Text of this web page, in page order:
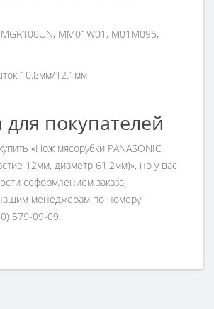
MM01W01, M01M095,
10.8мм/12.1мм
покупателей
«Нож мясорубки PANASONIC
12мм, диаметр 61.2мм)», но у вас
соформлением заказа,
менеджерам по номеру
579-09-09.